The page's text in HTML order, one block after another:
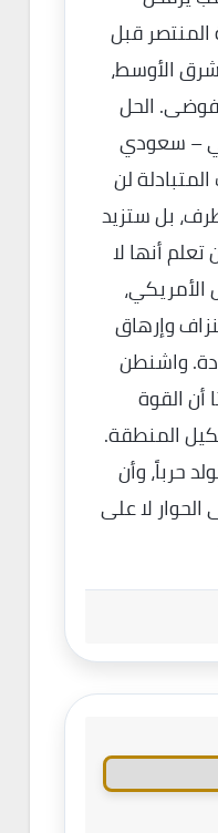
المنتصر قبل
الأوسط،
الحل
– سعودي
لن
بل ستزيد
أنها لا
وإرهاق
واشنطن
أن القوة
المنطقة.
حرباً، وأن
الحوار لا على